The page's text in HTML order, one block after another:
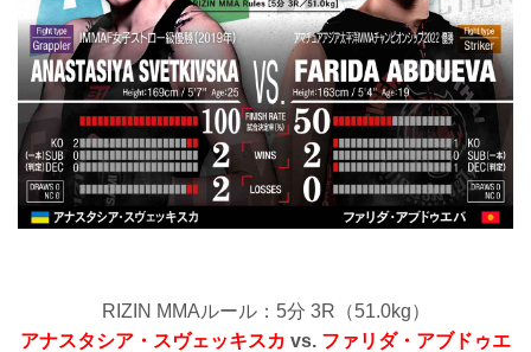
RIZIN MMAルール：5分 3R（51.0kg）
アナスタシア・スヴェッキスカ vs. ファリダ・アブドゥエ